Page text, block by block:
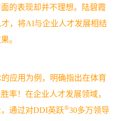
的表现却并不理想。陆碧霞
，将AI与企业人才发展相结
。
应用为例，明确指出在体育
率！在企业人才发展领域，
通过对DDI英跃®30多万领导